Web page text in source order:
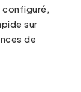
configuré,
sur
de